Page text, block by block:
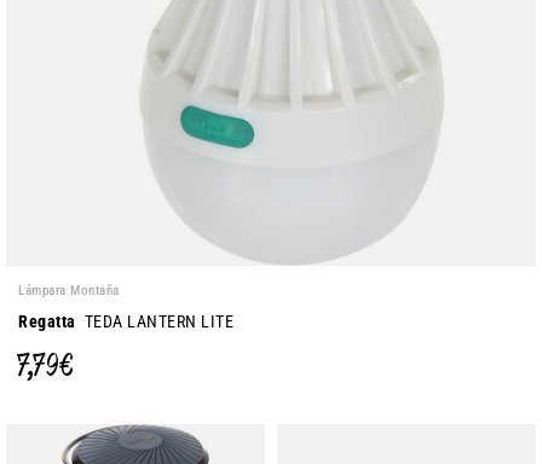
Lámpara Montaña
Regatta TEDA LANTERN LITE
7,79 €